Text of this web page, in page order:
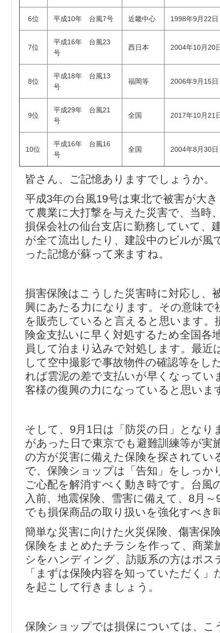
6位 平成10年 台風7号 近畿中心 1998年9月22日
7位
平成16年 台風23
号
西日本 2004年10月20
8位
平成18年 台風13
号
福岡等 2006年9月15
9位
平成29年 台風21
号
全国 2017年10月21
10位
平成16年 台風16
号
全国 2004年8月30
皆さん、ご記憶ありますでしょうか。
平成3年の台風19号は東北で被害が大
て農業に大打撃を与えた災害で、当時
損保会社の仙台支店に勤務していて、
が全て流出したり、建設中のビルが風
った記憶が蘇って来ますね。
損害保険はこうした災害時に対応し、
興にあたる力になります。その意味で
を販売していると言えると思います。
険金支払いに早く対処するため全国各
員して泊まり込みで対処します。最近
して空中撮影で事故物件の確認等をし
れば雲泥の差で支払いが早くなってい
客様の復興の力になっていると思いま
そして、9月1日は「防災の日」となり
があった日で東京でも避難訓練等が実
の方が災害に備えた保険を探されてい
で、保険ショップは「告知」をしっか
ご心配を解消すべく動き時です。台風
入前、地震保険、雪害に備えて、8月
でも損保商品の取り扱いを強化すべき
簡単な災害に向けた火災保険、傷害保
保険をまとめたチラシを作って、商業
シをハンディング、訪販系の方はポス
「まずは保険内容を知っていただく
を起こして行きましょう。
保険ショップでは損保については、こ